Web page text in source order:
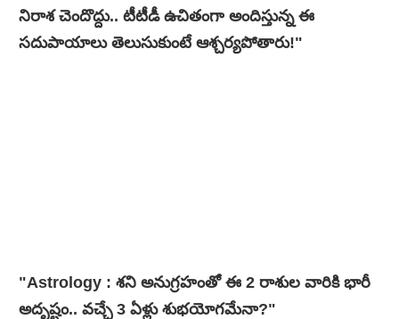
నిరాశ చెందొద్దు.. టీటీడీ ఉచితంగా అందిస్తున్న ఈ
సదుపాయాలు తెలుసుకుంటే ఆశ్చర్యపోతారు!"
"Astrology : శని అనుగ్రహంతో ఈ 2 రాశుల వారికి భారీ
అదృష్టం.. వచ్చే 3 ఏళ్లు శుభయోగమేనా?"